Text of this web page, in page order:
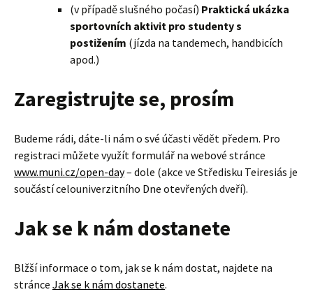
(v případě slušného počasí) Praktická ukázka
sportovních aktivit pro studenty s
postižením (jízda na tandemech, handbicích
apod.)
Zaregistrujte se, prosím
Budeme rádi, dáte-li nám o své účasti vědět předem. Pro
registraci můžete využít formulář na webové stránce
www.muni.cz/open-day– dole (akce ve Středisku Teiresiás je
součástí celouniverzitního Dne otevřených dveří).
Jak se k nám dostanete
Blžší informace o tom, jak se k nám dostat, najdete na
stránce Jak se k nám dostanete.